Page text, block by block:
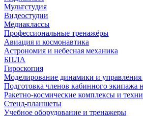
Мультстудия
Видеостудии
Медиаклассы
Профессиональные тренажёры
Авиация и космонавтика
Астрономия и небесная механика
БПЛА
Гироскопия
Моделирование динамики и
Подготовка членов кабинного экипажа
Ракетно-космические комплексы и
Стенд-планшеты
Учебное оборудование и тренажеры